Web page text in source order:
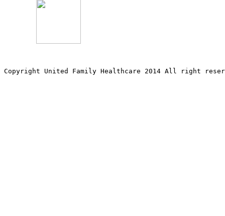
Copyright United Family Healthcare 2014 All right